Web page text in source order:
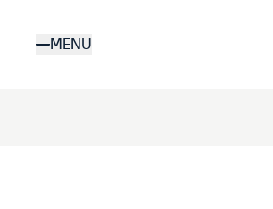
contenutoMENU